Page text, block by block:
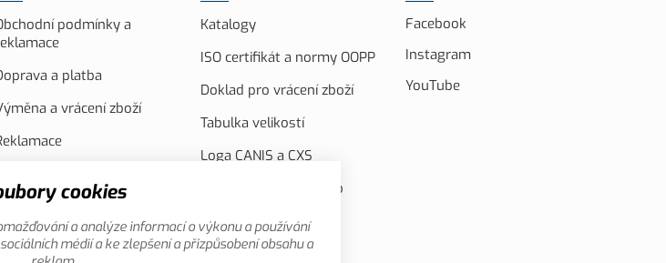
podmínky a
a platba
a vrácení zboží
Akční leták
Katalogy
ISO certifikát a normy OOPP
Doklad pro vrácení zboží
Tabulka velikostí
Loga CANIS a CXS
FVE Spolufinancováno
Reklamní videa
Facebook
Instagram
YouTube
cookies
a analýze informací o výkonu a používání
médií a ke zlepšení a přizpůsobení obsahu a